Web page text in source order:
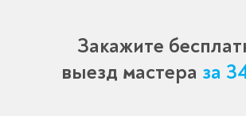
Закажите
выезд мастера за